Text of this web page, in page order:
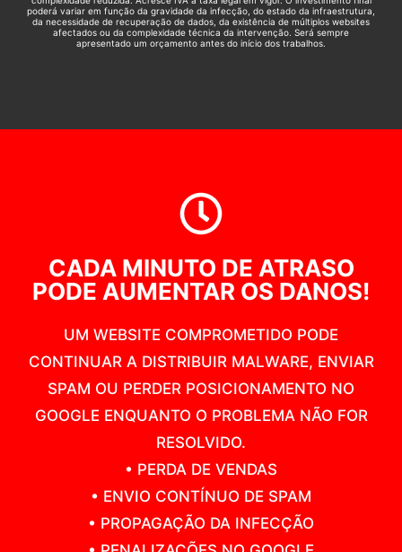
poderá variar em função da gravidade da infecção, do estado da infraestrutura,
da necessidade de recuperação de dados, da existência de múltiplos websites
afectados ou da complexidade técnica da intervenção. Será sempre
apresentado um orçamento antes do início dos trabalhos.
CADA MINUTO DE ATRASO
PODE AUMENTAR OS DANOS!
UM WEBSITE COMPROMETIDO PODE
CONTINUAR A DISTRIBUIR MALWARE, ENVIAR
SPAM OU PERDER POSICIONAMENTO NO
GOOGLE ENQUANTO O PROBLEMA NÃO FOR
RESOLVIDO.
• PERDA DE VENDAS
• ENVIO CONTÍNUO DE SPAM
• PROPAGAÇÃO DA INFECÇÃO